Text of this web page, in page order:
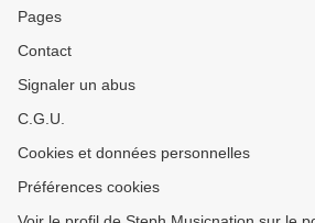
Pages
Contact
Signaler un abus
C.G.U.
Cookies et données personnelles
Préférences cookies